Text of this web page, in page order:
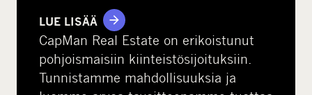
LUE LISÄÄ
CapMan Real Estate on erikoistunut
pohjoismaisiin kiinteistösijoituksiin.
Tunnistamme mahdollisuuksia ja